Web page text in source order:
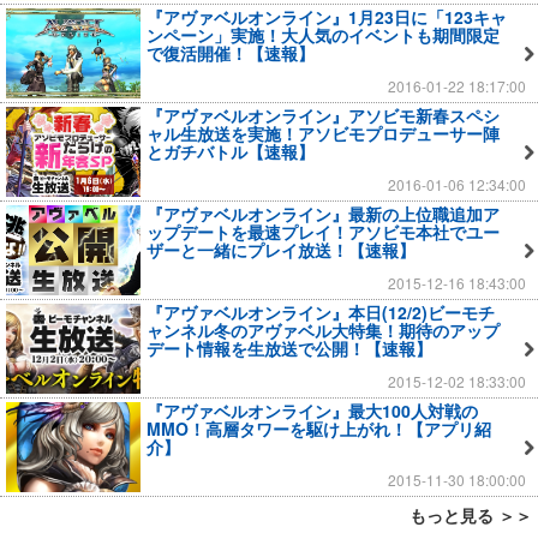
『アヴァベルオンライン』1月23日に「123キャ
ンペーン」実施！大人気のイベントも期間限定
で復活開催！【速報】
2016-01-22 18:17:00
『アヴァベルオンライン』アソビモ新春スペシ
ャル生放送を実施！アソビモプロデューサー陣
とガチバトル【速報】
2016-01-06 12:34:00
『アヴァベルオンライン』最新の上位職追加ア
ップデートを最速プレイ！アソビモ本社でユー
ザーと一緒にプレイ放送！【速報】
2015-12-16 18:43:00
『アヴァベルオンライン』本日(12/2)ビーモチ
ャンネル冬のアヴァベル大特集！期待のアップ
デート情報を生放送で公開！【速報】
2015-12-02 18:33:00
『アヴァベルオンライン』最大100人対戦の
MMO！高層タワーを駆け上がれ！【アプリ紹
介】
2015-11-30 18:00:00
もっと見る ＞＞